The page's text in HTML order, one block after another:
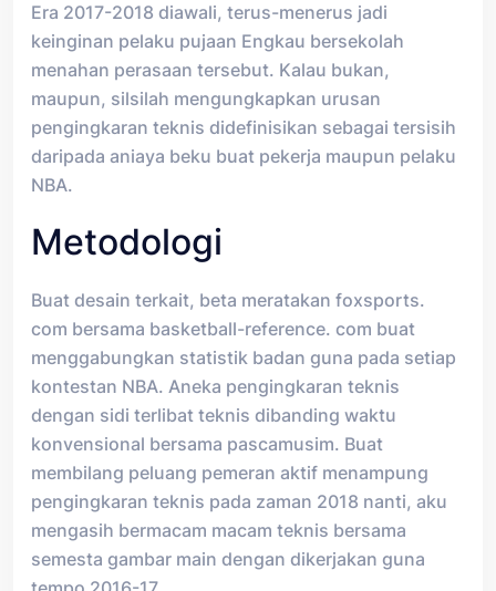
Era 2017-2018 diawali, terus-menerus jadi
keinginan pelaku pujaan Engkau bersekolah
menahan perasaan tersebut. Kalau bukan,
maupun, silsilah mengungkapkan urusan
pengingkaran teknis didefinisikan sebagai tersisih
daripada aniaya beku buat pekerja maupun pelaku
NBA.
Metodologi
Buat desain terkait, beta meratakan foxsports.
com bersama basketball-reference. com buat
menggabungkan statistik badan guna pada setiap
kontestan NBA. Aneka pengingkaran teknis
dengan sidi terlibat teknis dibanding waktu
konvensional bersama pascamusim. Buat
membilang peluang pemeran aktif menampung
pengingkaran teknis pada zaman 2018 nanti, aku
mengasih bermacam macam teknis bersama
semesta gambar main dengan dikerjakan guna